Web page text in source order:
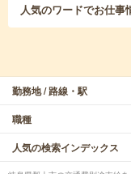
人気のワードでお仕事
勤務地 / 路線・駅
職種
人気の検索インデックス